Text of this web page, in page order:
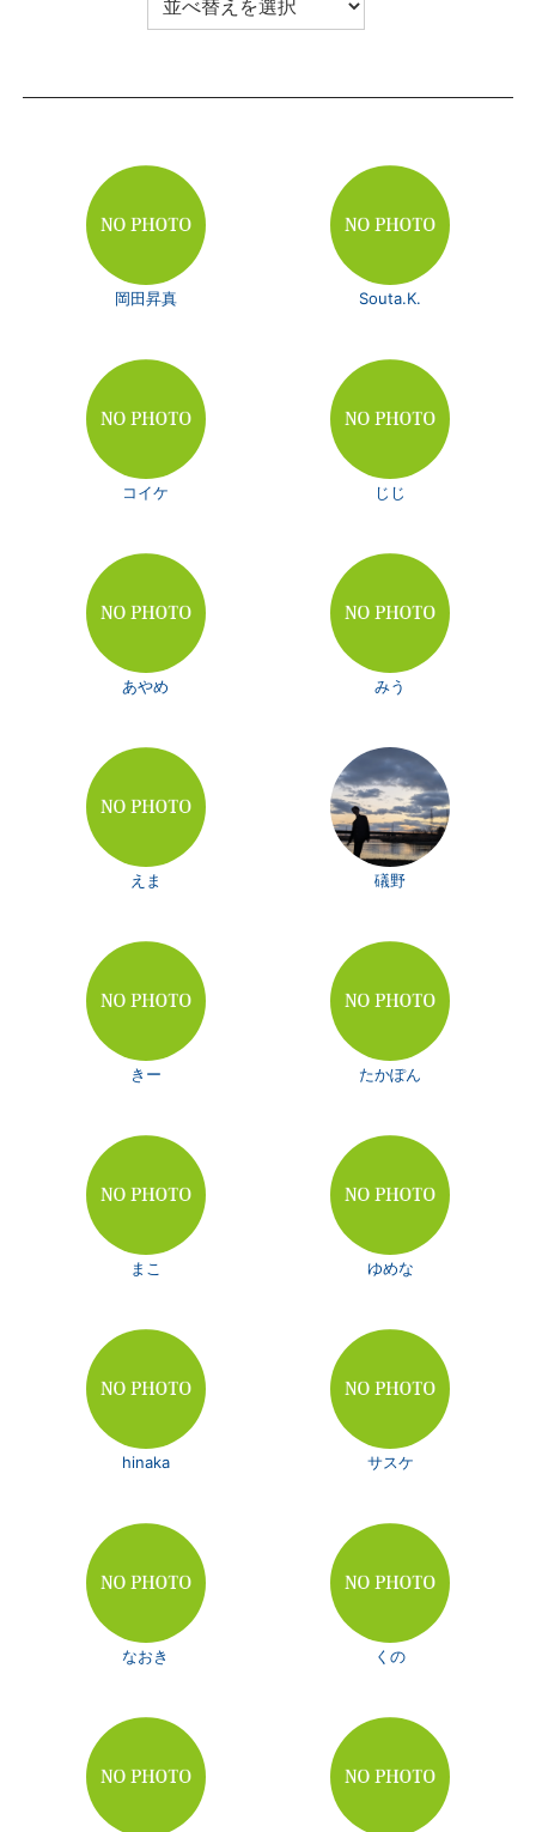
岡田昇真 Souta.K.
コイケ じじ
あやめ みう
えま 礒野
きー たかぽん
まこ ゆめな
hinaka サスケ
なおき くの